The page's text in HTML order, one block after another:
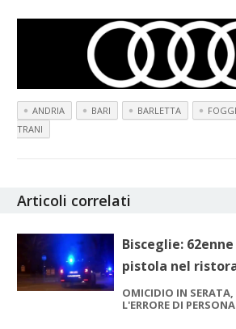
ANDRIA BARI BARLETTA
TRANI
Articoli correlati
Bisceglie:
pistola nel
OMICIDIO IN SERATA,
L'ERRORE DI PERSONA